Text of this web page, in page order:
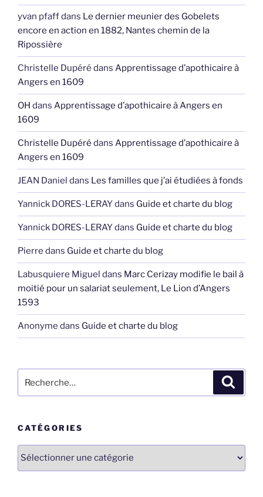
yvan pfaffdans Le dernier meunier des Gobelets
encore en action en 1882, Nantes chemin de la
Ripossière
Christelle Dupéré dans Apprentissage d’apothicaire à
Angers en 1609
OH dans Apprentissage d’apothicaire à Angers en
1609
Christelle Dupéré dans Apprentissage d’apothicaire à
Angers en 1609
JEAN Daniel dans Les familles que j’ai étudiées à fonds
Yannick DORES-LERAYdans Guide et charte du blog
Yannick DORES-LERAYdans Guide et charte du blog
Pierre dans Guide et charte du blog
Labusquiere Miguel dans Marc Cerizay modifie le bail à
moitié pour un salariat seulement, Le Lion d’Angers
1593
Anonyme dans Guide et charte du blog
pour
CATÉGORIES
Catégories